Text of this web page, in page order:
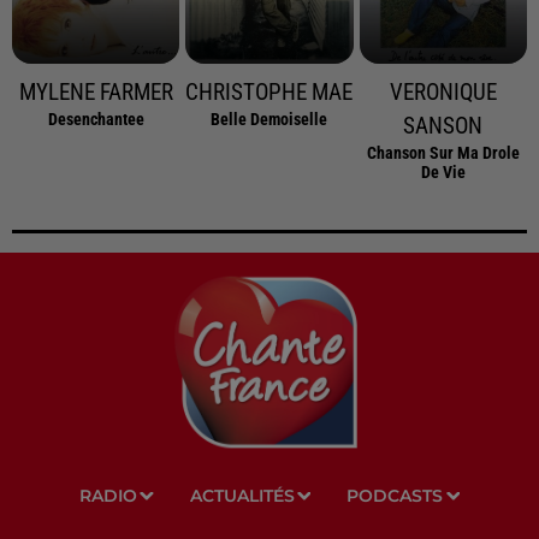
MYLENE FARMER
Desenchantee
CHRISTOPHE MAE
Belle Demoiselle
VERONIQUE
SANSON
Chanson Sur Ma Drole
De Vie
RADIO ACTUALITÉS PODCASTS